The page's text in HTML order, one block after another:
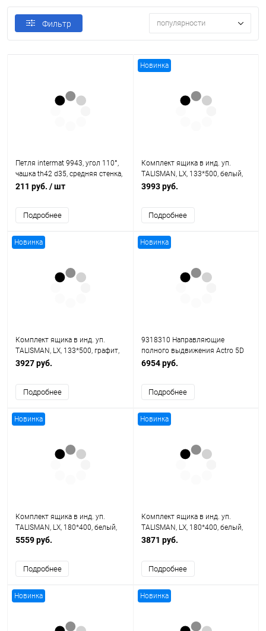
Фильтр популярности
Петля intermat 9943, угол 110°,
чашка th42 d35, средняя стенка,
b3 1030620 Hettich
211 руб. / шт
Подробнее
Новинка
Комплект ящика в инд. уп.
TALISMAN, LX, 133*500, белый,
Push-Open (4 уп/кор)
3993 руб.
Подробнее
Новинка
Комплект ящика в инд. уп.
TALISMAN, LX, 133*500, графит,
Soft-Close (4 уп/кор)
3927 руб.
Подробнее
Новинка
9318310 Направляющие
полного выдвижения Actro 5D
XL (70 кг) с демпфер Silent
механизмом push to open silent,
450 мм, левая и правая
6954 руб.
Подробнее
Новинка
Комплект ящика в инд. уп.
TALISMAN, LX, 180*400, белый,
Push+Soft (4 уп/кор)
5559 руб.
Подробнее
Новинка
Комплект ящика в инд. уп.
TALISMAN, LX, 180*400, белый,
Soft-Close (4 уп/кор)
3871 руб.
Подробнее
Новинка Новинка